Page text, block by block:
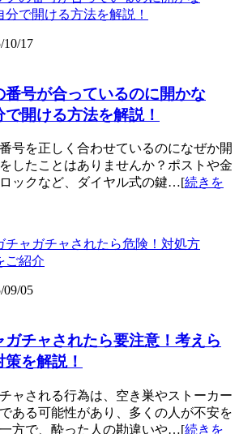
10/17
番号が合っているのに開かな
開ける方法を解説！
号を正しく合わせているのになぜか開
したことはありませんか？ポストや金
ックなど、ダイヤル式の鍵…[続きを
09/05
ガチャされたら要注意！考えら
を解説！
ャされる行為は、空き巣やストーカー
ある可能性があり、多くの人が不安を
方で、酔った人の勘違いや…[続きを